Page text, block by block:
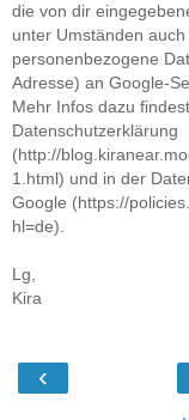
die von dir
unter Umständen auch
personenbezogene
Adresse) an Google-
Mehr Infos dazu
Datenschutzerklärung
(http://
1.html) und in der
Google (https://
hl=de).
Lg,
Kira
‹